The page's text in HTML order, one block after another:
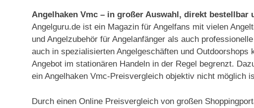
Angelhaken Vmc – in großer Auswahl, direkt bestellbar
Angelguru.de ist ein Magazin für Angelfans mit vielen
und Angelzubehör für Angelanfänger als auch
auch in spezialisierten Angelgeschäften und
Angebot im stationären Handeln in der Regel begrenzt.
ein Angelhaken Vmc-Preisvergleich objektiv nicht möglich
Durch einen Online Preisvergleich von großen